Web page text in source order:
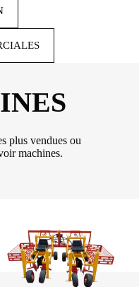
plus vendues ou
machines.